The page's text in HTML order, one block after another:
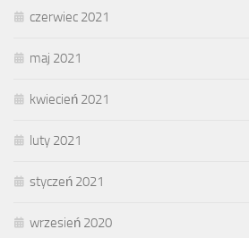
czerwiec 2021
maj 2021
kwiecień 2021
luty 2021
styczeń 2021
wrzesień 2020